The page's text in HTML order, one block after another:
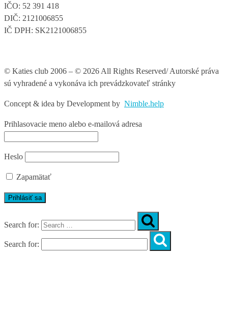
IČO: 52 391 418
DIČ: 2121006855
IČ DPH: SK2121006855
© Katies club 2006 – © 2026 All Rights Reserved/ Autorské práva
sú vyhradené a vykonáva ich prevádzkovateľ stránky
Concept & idea by Development by Nimble.help
Prihlasovacie meno alebo e-mailová adresa
Heslo
Zapamätať
Search for:
Search for: